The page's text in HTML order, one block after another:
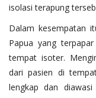
isolasi terapung
Dalam kesempatan
Papua yang
tempat isoter.
dari pasien di
lengkap dan